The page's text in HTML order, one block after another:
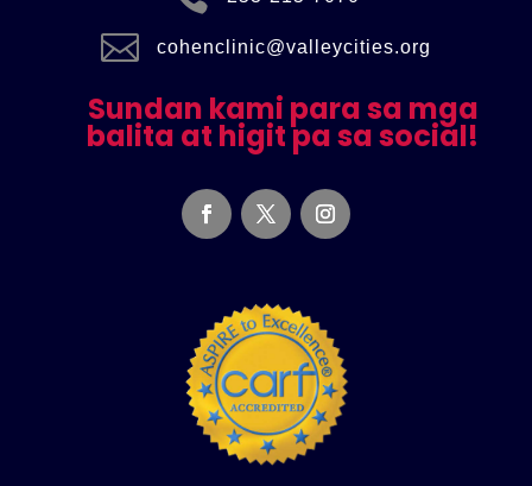
 cohenclinic@valleycities.org
Sundan kami para sa mga
balita at higit pa sa social!